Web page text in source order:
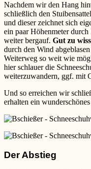
Nachdem wir den Hang
schließlich den
und dieser zeichnet sich
ein paar Höhenmeter
weiter bergauf. Gut zu
durch den Wind
Weiterweg so weit wie
hier schlauer die
weiterzuwandern, ggf. mit
Und so erreichen wir
erhalten ein
Der Abstieg